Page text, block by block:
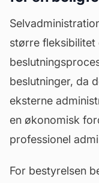
større
beslutninger, da
eksterne
en økonomisk
professionel
For bestyrelsen